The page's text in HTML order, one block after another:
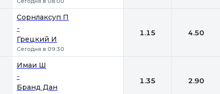
Сорнлаксуп П
-
Грецкий И
Сегодня в 09:30
1.15 4.50
Имаи Ш
-
Бранд Дан
1.35 2.90